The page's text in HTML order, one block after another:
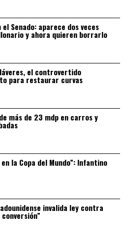
el Senado: aparece dos veces
y ahora quieren borrarlo
el controvertido
para restaurar curvas
más de 23 mdp en carros y
la Copa del Mundo”: Infantino
invalida ley contra